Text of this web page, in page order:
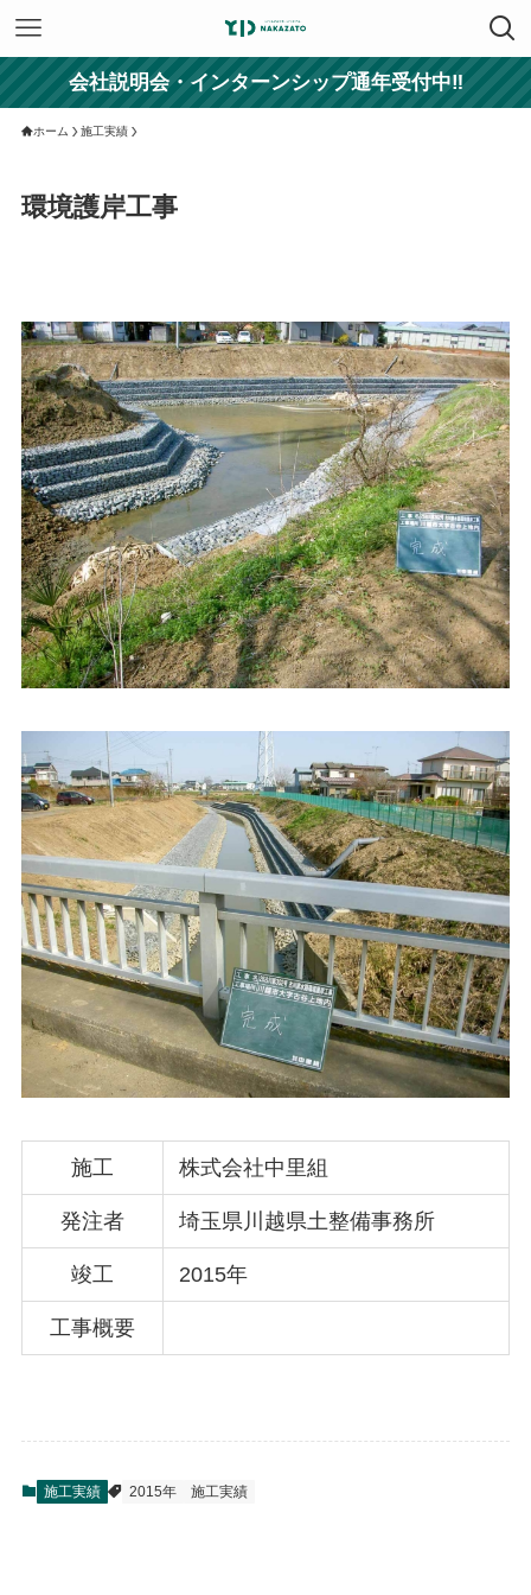
会社説明会・インターンシップ通年受付中‼
ホーム 施工実績
環境護岸工事
施工 株式会社中里組
発注者 埼玉県川越県土整備事務所
竣工 2015年
工事概要
施工実績 2015年 施工実績